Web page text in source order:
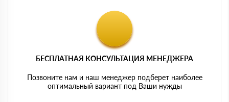
БЕСПЛАТНАЯ КОНСУЛЬТАЦИЯ МЕНЕДЖЕРА
Позвоните нам и наш менеджер подберет наиболее
оптимальный вариант под Ваши нужды